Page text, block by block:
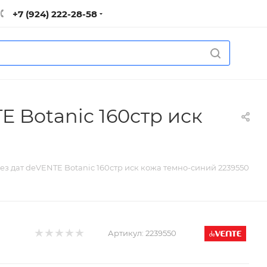
+7 (924) 222-28-58
Botanic 160стр иск
deVENTE Botanic 160стр иск кожа темно-синий 2239550
Артикул: 2239550